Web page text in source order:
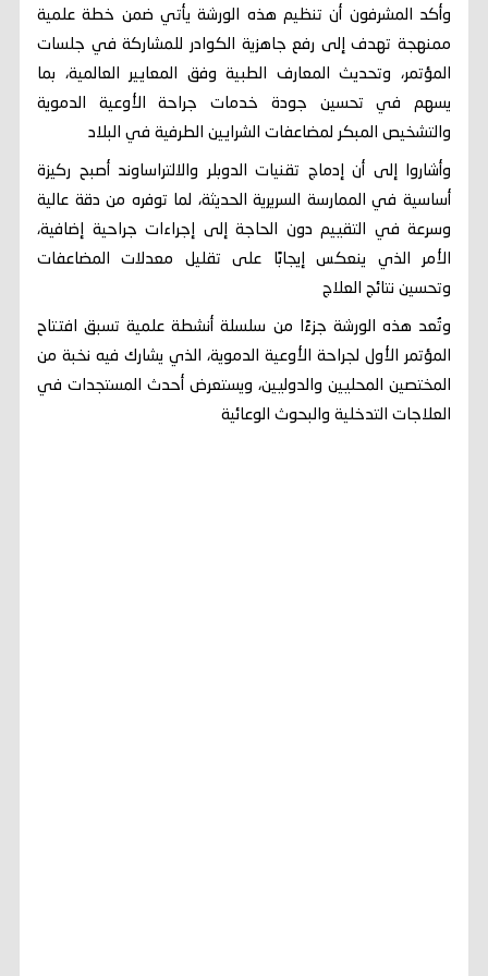
وأكد المشرفون أن تنظيم هذه الورشة يأتي ضمن خطة علمية
ممنهجة تهدف إلى رفع جاهزية الكوادر للمشاركة في جلسات
المؤتمر، وتحديث المعارف الطبية وفق المعايير العالمية، بما
يسهم في تحسين جودة خدمات جراحة الأوعية الدموية
والتشخيص المبكر لمضاعفات الشرايين الطرفية في البلاد
وأشاروا إلى أن إدماج تقنيات الدوبلر والالتراساوند أصبح ركيزة
أساسية في الممارسة السريرية الحديثة، لما توفره من دقة عالية
وسرعة في التقييم دون الحاجة إلى إجراءات جراحية إضافية،
الأمر الذي ينعكس إيجابًا على تقليل معدلات المضاعفات
وتحسين نتائج العلاج
وتُعد هذه الورشة جزءًا من سلسلة أنشطة علمية تسبق افتتاح
المؤتمر الأول لجراحة الأوعية الدموية، الذي يشارك فيه نخبة من
المختصين المحليين والدوليين، ويستعرض أحدث المستجدات في
العلاجات التدخلية والبحوث الوعائية